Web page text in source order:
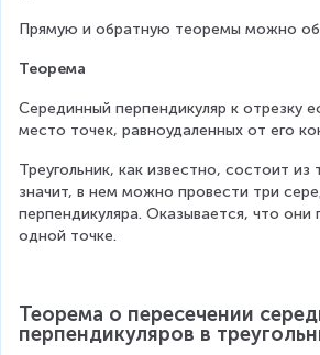
Прямую и обратную теоремы можно
Теорема
Серединный перпендикуляр к отрезку
место точек, равноудаленных от его
Треугольник, как известно, состоит из
значит, в нем можно провести три
перпендикуляра. Оказывается, что они
одной точке.
Теорема о пересечении
перпендикуляров в